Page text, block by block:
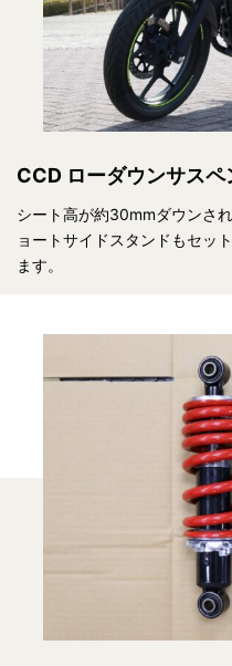
CCD ローダウンサスペ
シート高が約30mmダウンさ
ョートサイドスタンドもセッ
ます。